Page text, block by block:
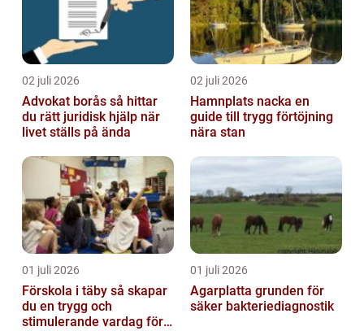
02 juli 2026
Advokat borås så hittar
du rätt juridisk hjälp när
livet ställs på ända
02 juli 2026
Hamnplats nacka en
guide till trygg förtöjning
nära stan
01 juli 2026
Förskola i täby så skapar
du en trygg och
stimulerande vardag för
01 juli 2026
Agarplatta grunden för
säker bakteriediagnostik